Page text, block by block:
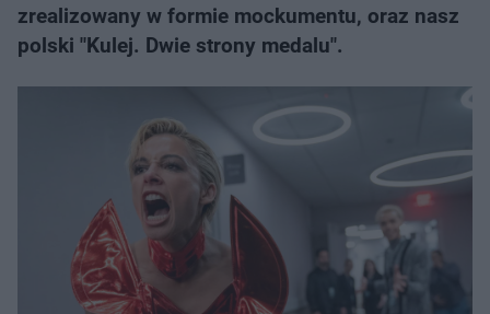
zrealizowany w formie mockumentu, oraz nasz
polski "Kulej. Dwie strony medalu".